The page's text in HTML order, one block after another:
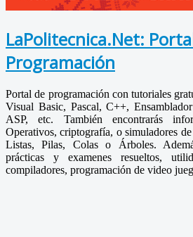
LaPolitecnica.Net:
Programación
Portal de programación con tutoriales
Visual Basic, Pascal, C++,
ASP, etc. También encontrarás
Operativos, criptografía, o simuladores
Listas, Pilas, Colas o Árboles.
prácticas y examenes resueltos,
compiladores, programación de video